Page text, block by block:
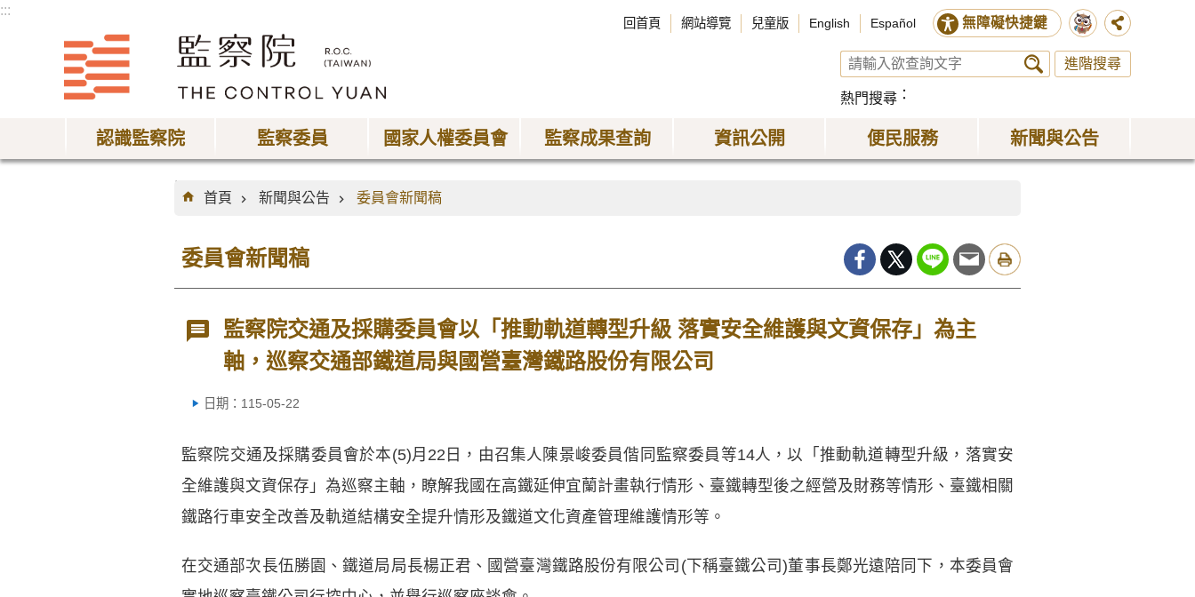
:::
回首頁 網站導覽 兒童版 English Español 無障礙快捷鍵
進階搜尋
熱門搜尋
認識監察院 監察委員 國家人權委員會 監察成果查詢 資訊公開 便民服務 新聞與公告
:::
首頁
新聞與公告 委員會新聞稿
委員會新聞稿
監察院交通及採購委員會以「推動軌道轉型升級 落實安全維護與文資保存」為主
軸，巡察交通部鐵道局與國營臺灣鐵路股份有限公司
日期：115-05-22
監察院交通及採購委員會於本(5)月22日，由召集人陳景峻委員偕同監察委員等14人，以「推動軌道轉型升級，落實安
全維護與文資保存」為巡察主軸，瞭解我國在高鐵延伸宜蘭計畫執行情形、臺鐵轉型後之經營及財務等情形、臺鐵相關
鐵路行車安全改善及軌道結構安全提升情形及鐵道文化資產管理維護情形等。
在交通部次長伍勝園、鐵道局局長楊正君、國營臺灣鐵路股份有限公司(下稱臺鐵公司)董事長鄭光遠陪同下，本委員會